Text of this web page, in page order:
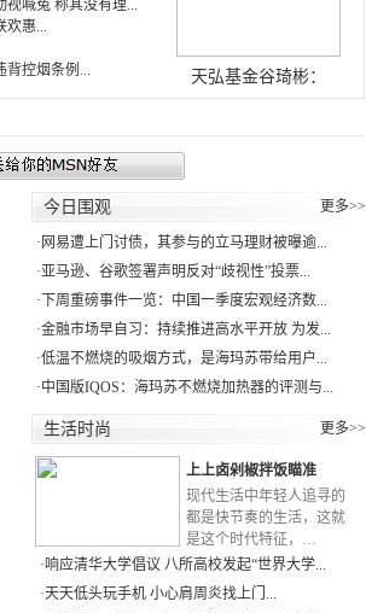
视喊冤 称其没有理...
惠...
背控烟条例...
天弘基金谷琦彬：
今日围观 更多>>
· 网易遭上门讨债，其参与的立马理财被曝逾...
·亚马逊、谷歌签署声明反对“歧视性”投票...
· 下周重磅事件一览：中国一季度宏观经济数...
·金融市场早自习：持续推进高水平开放 为发...
·低温不燃烧的吸烟方式，是海玛苏带给用户...
·中国版IQOS：海玛苏不燃烧加热器的评测与...
生活时尚 更多>>
上上卤剁椒拌饭瞄准
现代生活中年轻人追寻的
都是快节奏的生活，这就
是这个时代特征，…
·响应清华大学倡议 八所高校发起“世界大学...
·天天低头玩手机 小心肩周炎找上门...